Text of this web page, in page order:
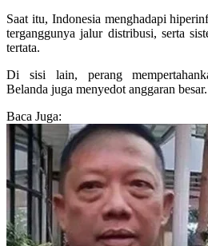
Saat itu, Indonesia menghadapi
terganggunya jalur distribusi, serta
tertata.
Di sisi lain, perang
Belanda juga menyedot anggaran besar.
Baca Juga: